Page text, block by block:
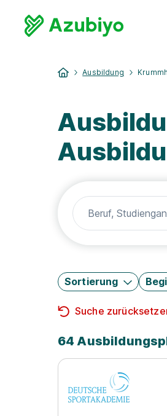
Ausbildung
Sortierung
Suche
64